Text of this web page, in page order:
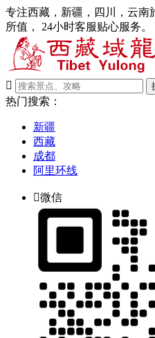
专注西藏，新疆，四川，云南
所值， 24小时客服贴心服务。

热门搜索：
新疆
西藏
成都
阿里环线
微信